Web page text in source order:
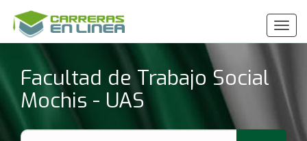
Ver
Menú
Facultad de Trabajo Social
Mochis - UAS